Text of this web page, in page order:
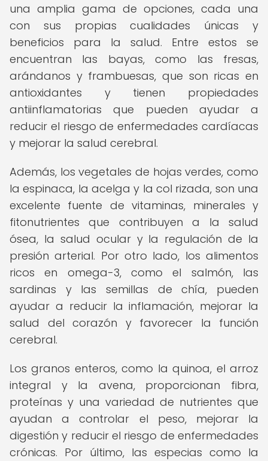
una amplia gama de opciones, cada una
con sus propias cualidades únicas y
beneficios para la salud. Entre estos se
encuentran las bayas, como las fresas,
arándanos y frambuesas, que son ricas en
antioxidantes y tienen propiedades
antiinflamatorias que pueden ayudar a
reducir el riesgo de enfermedades cardíacas
y mejorar la salud cerebral.
Además, los vegetales de hojas verdes, como
la espinaca, la acelga y la col rizada, son una
excelente fuente de vitaminas, minerales y
fitonutrientes que contribuyen a la salud
ósea, la salud ocular y la regulación de la
presión arterial. Por otro lado, los alimentos
ricos en omega-3, como el salmón, las
sardinas y las semillas de chía, pueden
ayudar a reducir la inflamación, mejorar la
salud del corazón y favorecer la función
cerebral.
Los granos enteros, como la quinoa, el arroz
integral y la avena, proporcionan fibra,
proteínas y una variedad de nutrientes que
ayudan a controlar el peso, mejorar la
digestión y reducir el riesgo de enfermedades
crónicas. Por último, las especias como la